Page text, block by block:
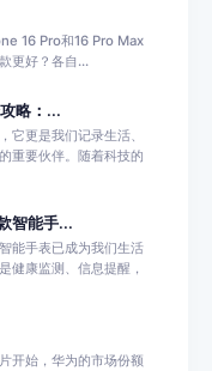
16 Pro和16 Pro Max
更好？各自...
略：...
它更是我们记录生活、
重要伙伴。随着科技的
智能手...
能手表已成为我们生活
健康监测、信息提醒，
开始，华为的市场份额